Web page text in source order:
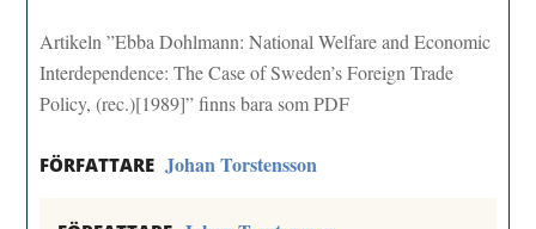
Artikeln ”Ebba Dohlmann: National Welfare and Economic
Interdependence: The Case of Sweden’s Foreign Trade
Policy, (rec.)[1989]” finns bara som PDF
FÖRFATTARE Johan Torstensson